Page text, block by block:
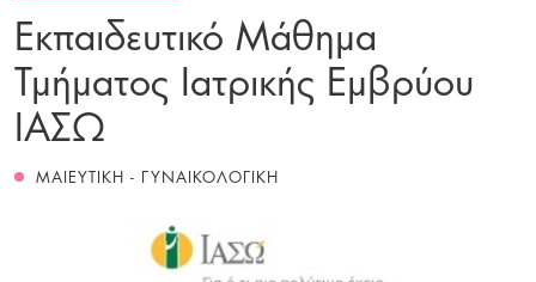
Εκπαιδευτικό Μάθημα
Τμήματος Ιατρικής Εμβρύου
ΙΑΣΩ
ΜΑΙΕΥΤΙΚΗ - ΓΥΝΑΙΚΟΛΟΓΙΚΗ